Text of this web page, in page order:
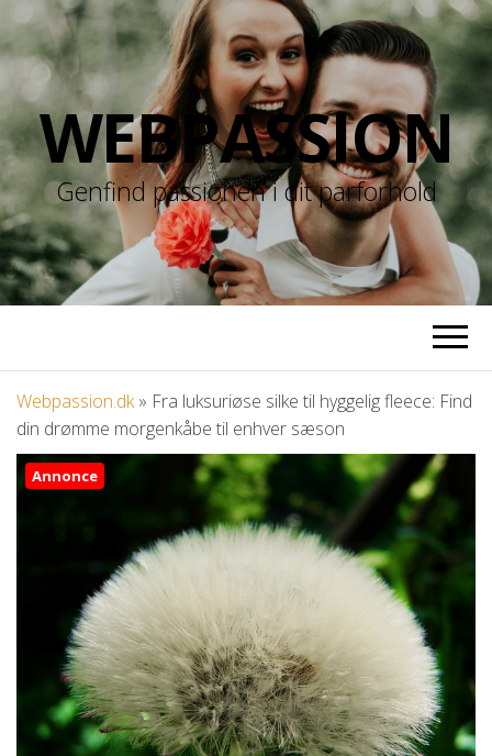
WEBPASSION
Genfind passionen i dit parforhold
Webpassion.dk» Fra luksuriøse silke til hyggelig fleece: Find
din drømme morgenkåbe til enhver sæson
Annonce